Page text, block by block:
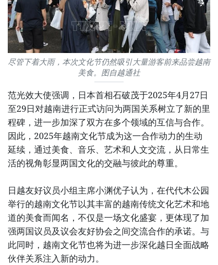
尽管下着大雨，本次文化节仍然吸引大量游客前来品尝越南
美食。图自越通社
范光效大使强调，日本首相石破茂于2025年4月27日
至29日对越南进行正式访问为两国关系树立了新的里
程碑，进一步加深了双方在多个领域的互信与合作。
因此，2025年越南文化节成为这一合作动力的生动
延续，通过美食、音乐、艺术和人文交流，从日常生
活的视角彰显两国文化的交融与彼此的尊重。
日越友好议员小组主席小渊优子认为，在代代木公园
举行的越南文化节以其丰富的越南传统文化艺术和地
道的美食而闻名，不仅是一场文化盛宴，更体现了加
强两国议员及议会友好协会之间交流合作的承诺。与
此同时，越南文化节也将为进一步深化越日全面战略
伙伴关系注入新的动力。